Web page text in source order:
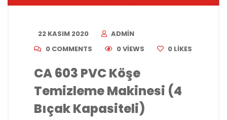
22 KASIM 2020
ADMIN
0 COMMENTS
0 VIEWS 0 LIKES
CA 603 PVC Köşe
Temizleme Makinesi (4
Bıçak Kapasiteli)